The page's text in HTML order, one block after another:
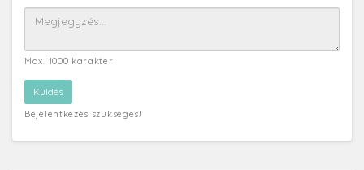
Max. 1000 karakter
Bejelentkezés szükséges!